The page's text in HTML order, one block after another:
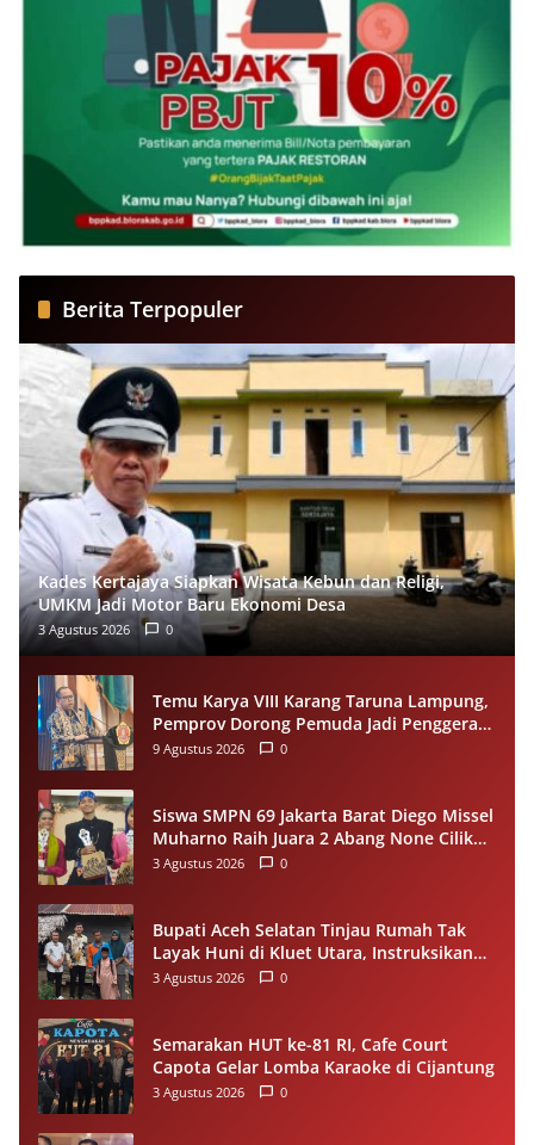
Berita Terpopuler
Kades Kertajaya Siapkan Wisata Kebun dan Religi,
UMKM Jadi Motor Baru Ekonomi Desa
3 Agustus 2026 0
Temu Karya VIII Karang Taruna Lampung,
Pemprov Dorong Pemuda Jadi Penggerak
Ekonomi Desa
9 Agustus 2026 0
Siswa SMPN 69 Jakarta Barat Diego Missel
Muharno Raih Juara 2 Abang None Cilik
dan Remaja Kencur 2026
3 Agustus 2026 0
Bupati Aceh Selatan Tinjau Rumah Tak
Layak Huni di Kluet Utara, Instruksikan
Masuk Program Bantuan Rumah 2027
3 Agustus 2026 0
Semarakan HUT ke-81 RI, Cafe Court
Capota Gelar Lomba Karaoke di Cijantung
3 Agustus 2026 0